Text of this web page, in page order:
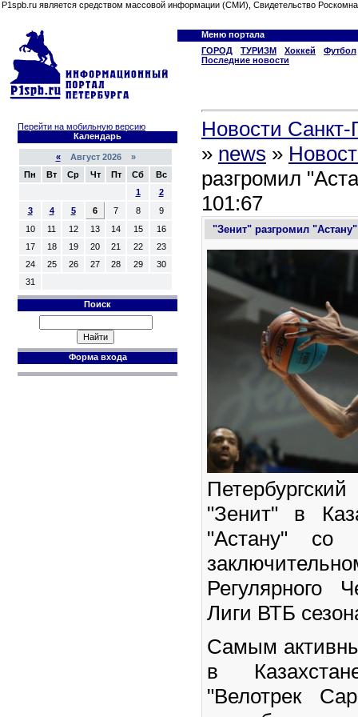
P1spb.ru является средством массовой информации (СМИ), Свидетельство
Меню портала
ГОРОД
ТУРИЗМ Хоккей
Футбол
Последние новости
Перейти на мобильную версию
Календарь
«Август 2026 »
Пн
Вт Ср Чт Пт Сб
Вс
1
2
3
4 5 6 7 8
9
10
11 12 13 14 15
16
17
18 19 20 21 22
23
24
25 26 27 28 29
30
31
Поиск
Форма входа
Новости Санкт-
» news »
разгромил
101:67
"Зенит" разгромил
"Зенит" в
"Астану" со
Регулярного
Лиги ВТБ
Самым
в
"Велотрек